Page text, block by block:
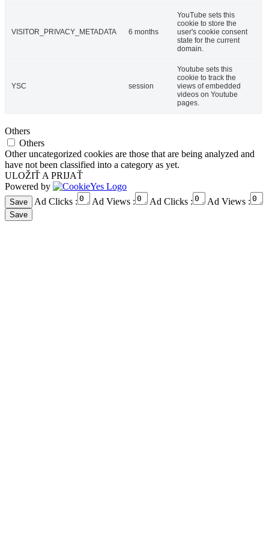
VISITOR_PRIVACY_METADATA 6 months
YouTube sets this
cookie to store the
user's cookie consent
state for the current
domain.
YSC session
Youtube sets this
cookie to track the
views of embedded
videos on Youtube
pages.
Others
Others
Other uncategorized cookies are those that are being analyzed and
have not been classified into a category as yet.
ULOŽIŤ A PRIJAŤ
Powered by
Ad Clicks :
Ad Views : Ad Clicks : Ad Views :